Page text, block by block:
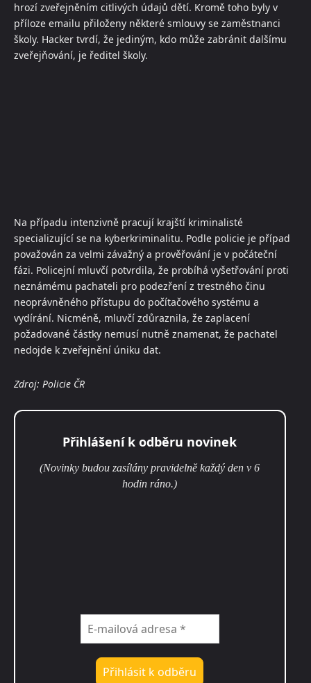
hrozí zveřejněním citlivých údajů dětí. Kromě toho byly v
příloze emailu přiloženy některé smlouvy se zaměstnanci
školy. Hacker tvrdí, že jediným, kdo může zabránit dalšímu
zveřejňování, je ředitel školy.
Na případu intenzivně pracují krajští kriminalisté
specializující se na kyberkriminalitu. Podle policie je případ
považován za velmi závažný a prověřování je v počáteční
fázi. Policejní mluvčí potvrdila, že probíhá vyšetřování proti
neznámému pachateli pro podezření z trestného činu
neoprávněného přístupu do počítačového systému a
vydírání. Nicméně, mluvčí zdůraznila, že zaplacení
požadované částky nemusí nutně znamenat, že pachatel
nedojde k zveřejnění úniku dat.
Zdroj: Policie ČR
Přihlášení k odběru novinek
(Novinky budou zasílány pravidelně každý den v 6
hodin ráno.)